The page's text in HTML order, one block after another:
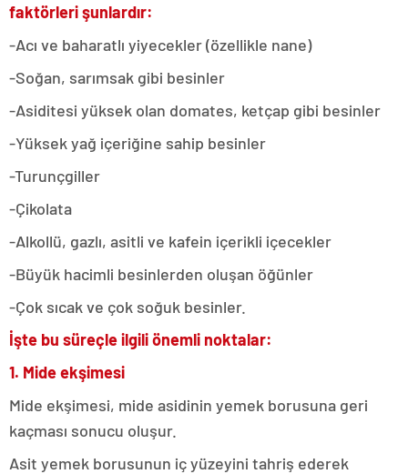
faktörleri şunlardır:
-Acı ve baharatlı yiyecekler (özellikle nane)
-Soğan, sarımsak gibi besinler
-Asiditesi yüksek olan domates, ketçap gibi besinler
-Yüksek yağ içeriğine sahip besinler
-Turunçgiller
-Çikolata
-Alkollü, gazlı, asitli ve kafein içerikli içecekler
-Büyük hacimli besinlerden oluşan öğünler
-Çok sıcak ve çok soğuk besinler.
İşte bu süreçle ilgili önemli noktalar:
1. Mide ekşimesi
Mide ekşimesi, mide asidinin yemek borusuna geri
kaçması sonucu oluşur.
Asit yemek borusunun iç yüzeyini tahriş ederek